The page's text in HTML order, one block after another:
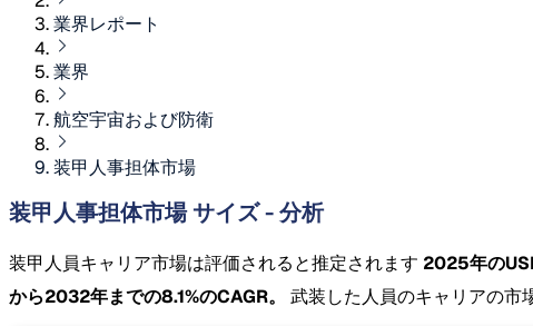
業界レポート
業界
航空宇宙および防衛
装甲人事担体市場
装甲人事担体市場 サイズ - 分析
装甲人員キャリア市場は評価されると推定されます 2025年の
から2032年までの8.1%のCAGR。
武装した人員のキャリアの市